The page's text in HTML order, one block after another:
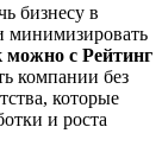
бизнесу в
минимизировать
можно с Рейтинг
компании без
которые
и роста